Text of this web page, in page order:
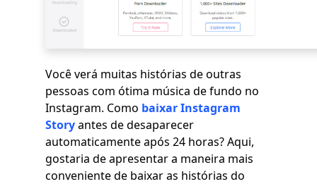
Você verá muitas histórias de outras
pessoas com ótima música de fundo no
Instagram. Como baixar Instagram
Storyantes de desaparecer
automaticamente após 24 horas? Aqui,
gostaria de apresentar a maneira mais
conveniente de baixar as histórias do